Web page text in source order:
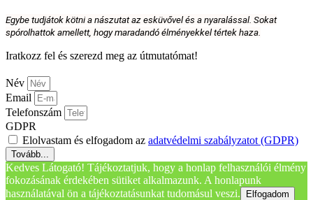
Egybe tudjátok kötni a nászutat az esküvővel és a nyaralással. Sokat
spórolhattok amellett, hogy maradandó élményekkel tértek haza.
Iratkozz fel és szerezd meg az útmutatómat!
Név
Email
Telefonszám
GDPR
Elolvastam és elfogadom az adatvédelmi szabályzatot (GDPR)
Tovább...
Kedves Látogató! Tájékoztatjuk, hogy a honlap felhasználói élmény
fokozásának érdekében sütiket alkalmazunk. A honlapunk
használatával ön a tájékoztatásunkat tudomásul veszi.
Elfogadom